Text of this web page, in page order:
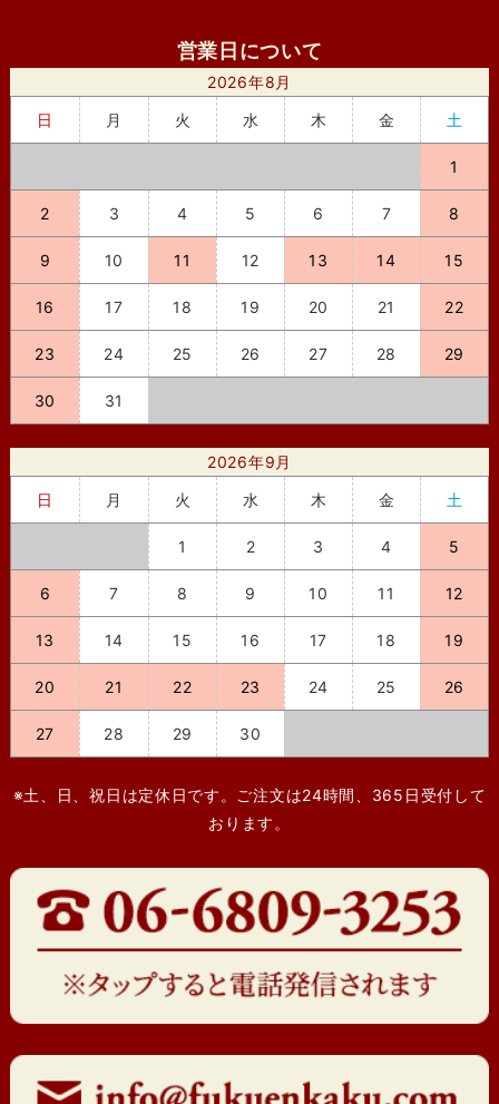
営業日について
2026年8月
日
月 火 水 木 金 土
1
2 3 4 5 6 7 8
9 10 11 12 13 14 15
16 17 18 19 20 21 22
23 24 25 26 27 28 29
30 31
2026年9月
日
月 火 水 木 金 土
1 2 3 4 5
6 7 8 9 10 11 12
13 14 15 16 17 18 19
20 21 22 23 24 25 26
27 28 29 30
※土、日、祝日は定休日です。ご注文は24時間、365日受付して
おります。